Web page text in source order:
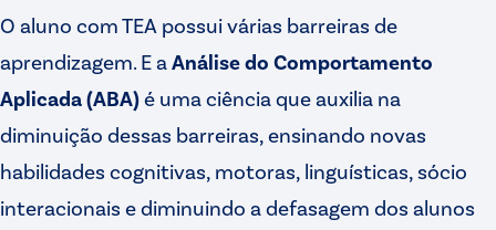
O aluno com TEA possui várias barreiras de
aprendizagem. E aAnálise do Comportamento
Aplicada (ABA)é uma ciência que auxilia na
diminuição dessas barreiras, ensinando novas
habilidades cognitivas, motoras, linguísticas, sócio
interacionais e diminuindo a defasagem dos alunos